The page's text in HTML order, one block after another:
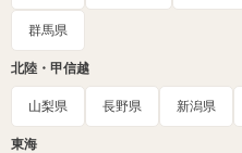
群馬県
北陸・甲信越
山梨県 長野県 新潟県
東海